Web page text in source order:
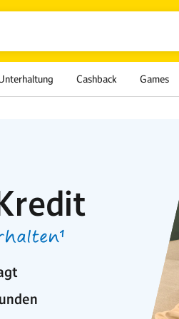
Cashback Games